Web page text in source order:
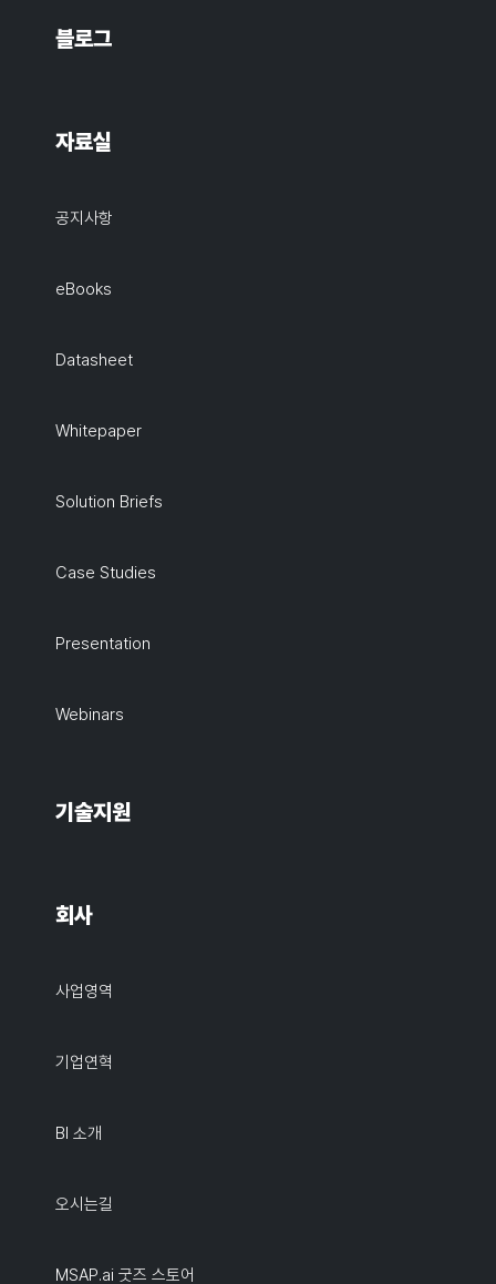
블로그
자료실
공지사항
eBooks
Datasheet
Whitepaper
Solution Briefs
Case Studies
Presentation
Webinars
기술지원
회사
사업영역
기업연혁
BI 소개
오시는길
MSAP.ai 굿즈 스토어